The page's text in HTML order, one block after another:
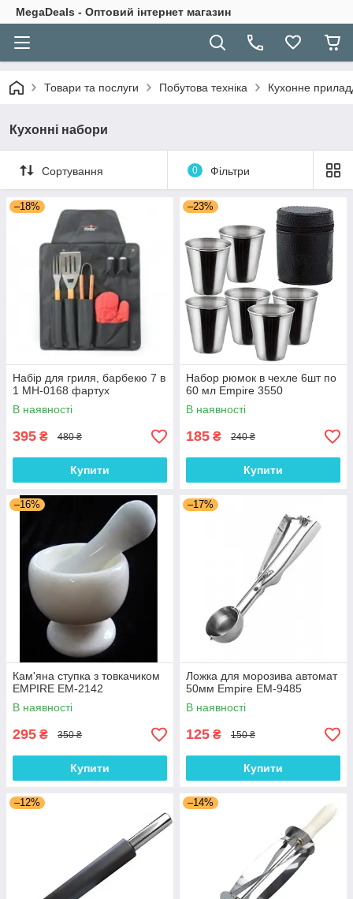
MegaDeals - Оптовий інтернет магазин
Товари та послуги Побутова техніка Кухонне
Кухонні набори
Сортування 0 Фільтри
–18%
Набір для гриля, барбекю 7 в
1 MH-0168 фартух
В наявності
395 ₴ 480 ₴
Купити
–23%
Набор рюмок в чехле 6шт по
60 мл Empire 3550
В наявності
185 ₴ 240 ₴
Купити
–16%
Кам'яна ступка з товкачиком
EMPIRE EM-2142
В наявності
295 ₴ 350 ₴
Купити
–17%
Ложка для морозива автомат
50мм Empire EM-9485
В наявності
125 ₴ 150 ₴
Купити
–12% –14%